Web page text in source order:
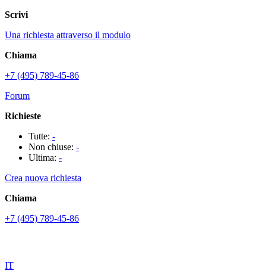
Scrivi
Una richiesta attraverso il modulo
Chiama
+7 (495) 789-45-86
Forum
Richieste
Tutte: -
Non chiuse: -
Ultima: -
Crea nuova richiesta
Chiama
+7 (495) 789-45-86
IT